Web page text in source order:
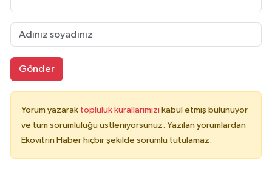
Gönder
Yorum yazarak topluluk kurallarımızı kabul etmiş bulunuyor
ve tüm sorumluluğu üstleniyorsunuz. Yazılan yorumlardan
Ekovitrin Haber hiçbir şekilde sorumlu tutulamaz.